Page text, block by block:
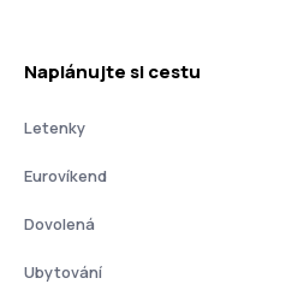
Naplánujte si cestu
Letenky
Eurovíkend
Dovolená
Ubytování